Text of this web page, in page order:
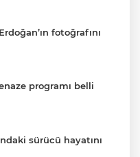
fotoğrafını
programı belli
sürücü hayatını